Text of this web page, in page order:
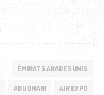
ÉMIRATS ARABES UNIS
ABU DHABI AIR EXPO